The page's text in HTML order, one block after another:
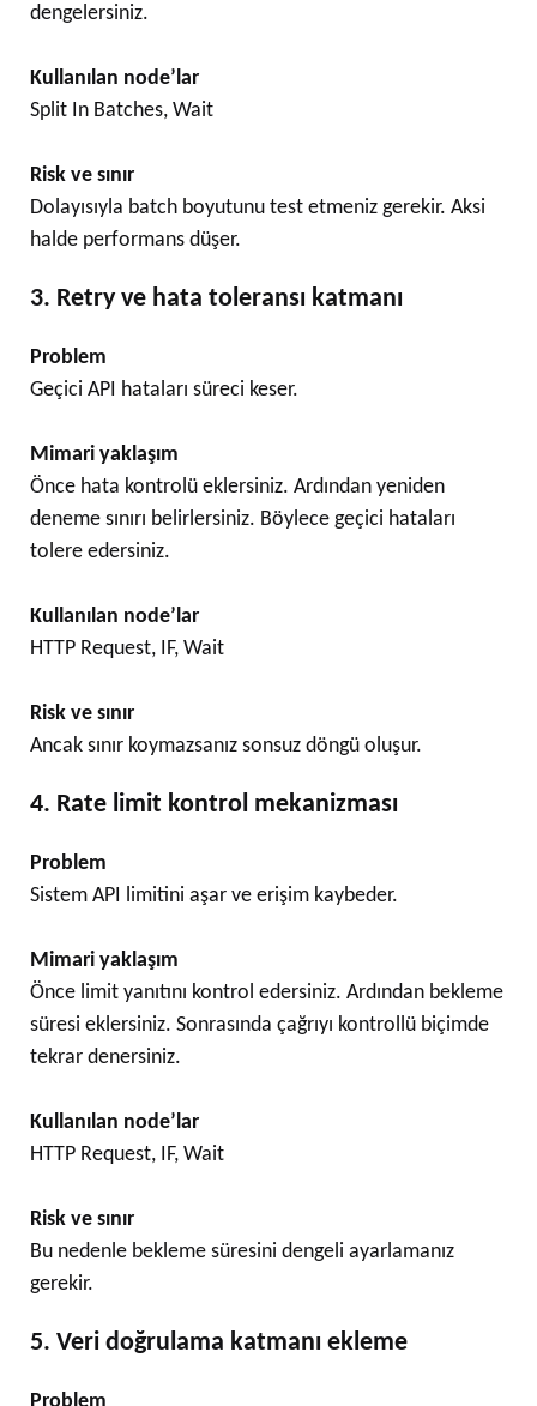
dengelersiniz.
Kullanılan node’lar
Split In Batches, Wait
Risk ve sınır
Dolayısıyla batch boyutunu test etmeniz gerekir. Aksi
halde performans düşer.
3. Retry ve hata toleransı katmanı
Problem
Geçici API hataları süreci keser.
Mimari yaklaşım
Önce hata kontrolü eklersiniz. Ardından yeniden
deneme sınırı belirlersiniz. Böylece geçici hataları
tolere edersiniz.
Kullanılan node’lar
HTTP Request, IF, Wait
Risk ve sınır
Ancak sınır koymazsanız sonsuz döngü oluşur.
4. Rate limit kontrol mekanizması
Problem
Sistem API limitini aşar ve erişim kaybeder.
Mimari yaklaşım
Önce limit yanıtını kontrol edersiniz. Ardından bekleme
süresi eklersiniz. Sonrasında çağrıyı kontrollü biçimde
tekrar denersiniz.
Kullanılan node’lar
HTTP Request, IF, Wait
Risk ve sınır
Bu nedenle bekleme süresini dengeli ayarlamanız
gerekir.
5. Veri doğrulama katmanı ekleme
Problem